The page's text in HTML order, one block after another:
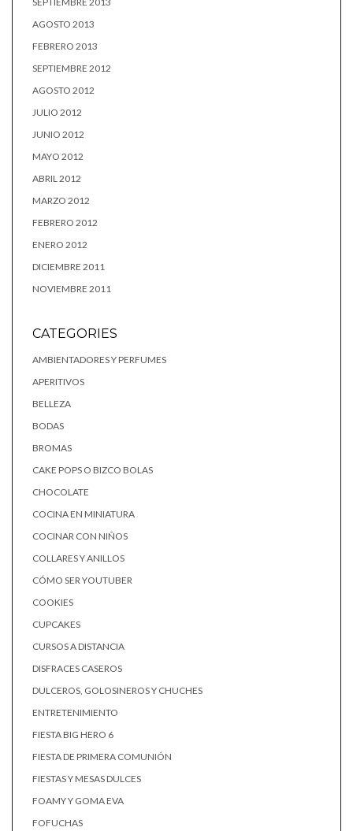
AGOSTO 2013
FEBRERO 2013
SEPTIEMBRE 2012
AGOSTO 2012
JULIO 2012
JUNIO 2012
MAYO 2012
ABRIL 2012
MARZO 2012
FEBRERO 2012
ENERO 2012
DICIEMBRE 2011
NOVIEMBRE 2011
CATEGORIES
AMBIENTADORES Y PERFUMES
APERITIVOS
BELLEZA
BODAS
BROMAS
CAKE POPS O BIZCO BOLAS
CHOCOLATE
COCINA EN MINIATURA
COCINAR CON NIÑOS
COLLARES Y ANILLOS
CÓMO SER YOUTUBER
COOKIES
CUPCAKES
CURSOS A DISTANCIA
DISFRACES CASEROS
DULCEROS, GOLOSINEROS Y CHUCHES
ENTRETENIMIENTO
FIESTA BIG HERO 6
FIESTA DE PRIMERA COMUNIÓN
FIESTAS Y MESAS DULCES
FOAMY Y GOMA EVA
FOFUCHAS